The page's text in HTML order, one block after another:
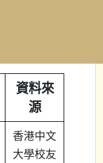
資料來
源
香港中文
大學校友